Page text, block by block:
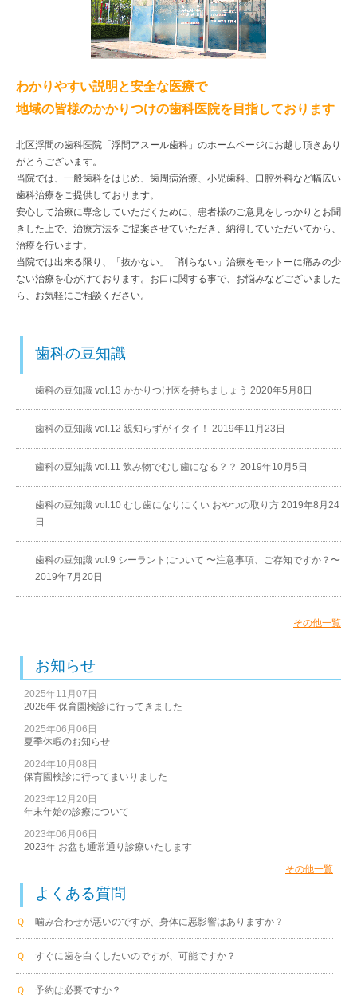
わかりやすい説明と安全な医療で
地域の皆様のかかりつけの歯科医院を目指しております
北区浮間の歯科医院「浮間アスール歯科」のホームページにお越し頂きあり
がとうございます。
当院では、一般歯科をはじめ、歯周病治療、小児歯科、口腔外科など幅広い
歯科治療をご提供しております。
安心して治療に専念していただくために、患者様のご意見をしっかりとお聞
きした上で、治療方法をご提案させていただき、納得していただいてから、
治療を行います。
当院では出来る限り、「抜かない」「削らない」治療をモットーに痛みの少
ない治療を心がけております。お口に関する事で、お悩みなどございました
ら、お気軽にご相談ください。
歯科の豆知識
歯科の豆知識 vol.13 かかりつけ医を持ちましょう 2020年5月8日
歯科の豆知識 vol.12 親知らずがイタイ！ 2019年11月23日
歯科の豆知識 vol.11 飲み物でむし歯になる？？ 2019年10月5日
歯科の豆知識 vol.10 むし歯になりにくい おやつの取り方 2019年8月24
日
歯科の豆知識 vol.9 シーラントについて 〜注意事項、ご存知ですか？〜
2019年7月20日
その他一覧
お知らせ
2025年11月07日
2026年 保育園検診に行ってきました
2025年06月06日
夏季休暇のお知らせ
2024年10月08日
保育園検診に行ってまいりました
2023年12月20日
年末年始の診療について
2023年06月06日
2023年 お盆も通常通り診療いたします
その他一覧
よくある質問
Ｑ 噛み合わせが悪いのですが、身体に悪影響はありますか？
Ｑ すぐに歯を白くしたいのですが、可能ですか？
Ｑ 予約は必要ですか？